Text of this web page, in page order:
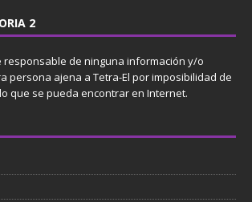
2
responsable de ninguna información y/o
persona ajena a Tetra-El por imposibilidad de
que se pueda encontrar en Internet.